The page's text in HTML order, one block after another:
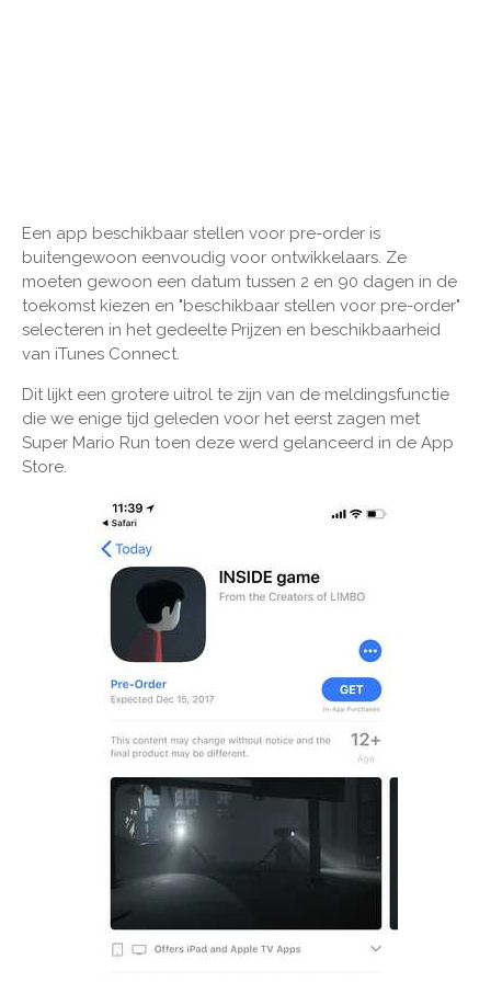
Een app beschikbaar stellen voor pre-order is
buitengewoon eenvoudig voor ontwikkelaars. Ze
moeten gewoon een datum tussen 2 en 90 dagen in de
toekomst kiezen en "beschikbaar stellen voor pre-order"
selecteren in het gedeelte Prijzen en beschikbaarheid
van iTunes Connect.
Dit lijkt een grotere uitrol te zijn van de meldingsfunctie
die we enige tijd geleden voor het eerst zagen met
Super Mario Run toen deze werd gelanceerd in de App
Store.